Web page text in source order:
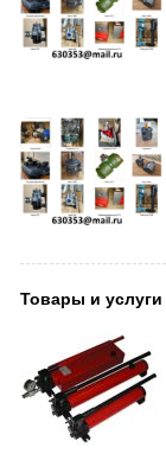
Товары и